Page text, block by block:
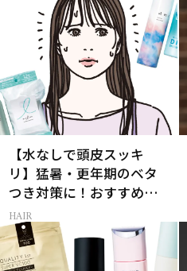
【水なしで頭皮スッキ
リ】猛暑・更年期のベタ
つき対策に！おすすめ最
新ドライシャンプー4選
HAIR